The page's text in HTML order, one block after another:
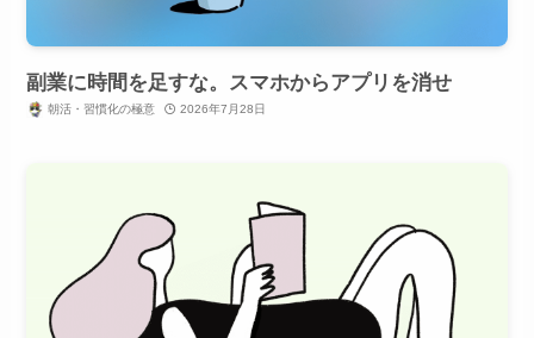
副業に時間を足すな。スマホからアプリを消せ
朝活・習慣化の極意 2026年7月28日